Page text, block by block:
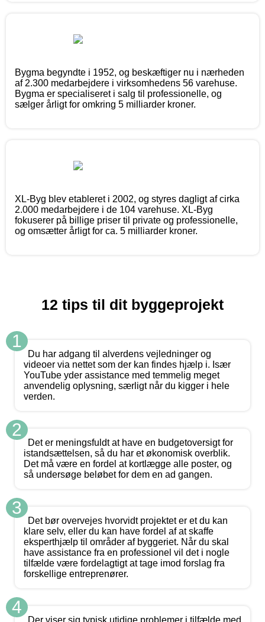
Bygma begyndte i 1952, og beskæftiger nu i nærheden
af 2.300 medarbejdere i virksomhedens 56 varehuse.
Bygma er specialiseret i salg til professionelle, og
sælger årligt for omkring 5 milliarder kroner.
XL-Byg blev etableret i 2002, og styres dagligt af cirka
2.000 medarbejdere i de 104 varehuse. XL-Byg
fokuserer på billige priser til private og professionelle,
og omsætter årligt for ca. 5 milliarder kroner.
12 tips til dit byggeprojekt
1
Du har adgang til alverdens vejledninger og
videoer via nettet som der kan findes hjælp i. Især
YouTube yder assistance med temmelig meget
anvendelig oplysning, særligt når du kigger i hele
verden.
2
Det er meningsfuldt at have en budgetoversigt for
istandsættelsen, så du har et økonomisk overblik.
Det må være en fordel at kortlægge alle poster, og
så undersøge beløbet for dem en ad gangen.
3
Det bør overvejes hvorvidt projektet er et du kan
klare selv, eller du kan have fordel af at skaffe
eksperthjælp til områder af byggeriet. Når du skal
have assistance fra en professionel vil det i nogle
tilfælde være fordelagtigt at tage imod forslag fra
forskellige entreprenører.
4
Der viser sig typisk utidige problemer i tilfælde med